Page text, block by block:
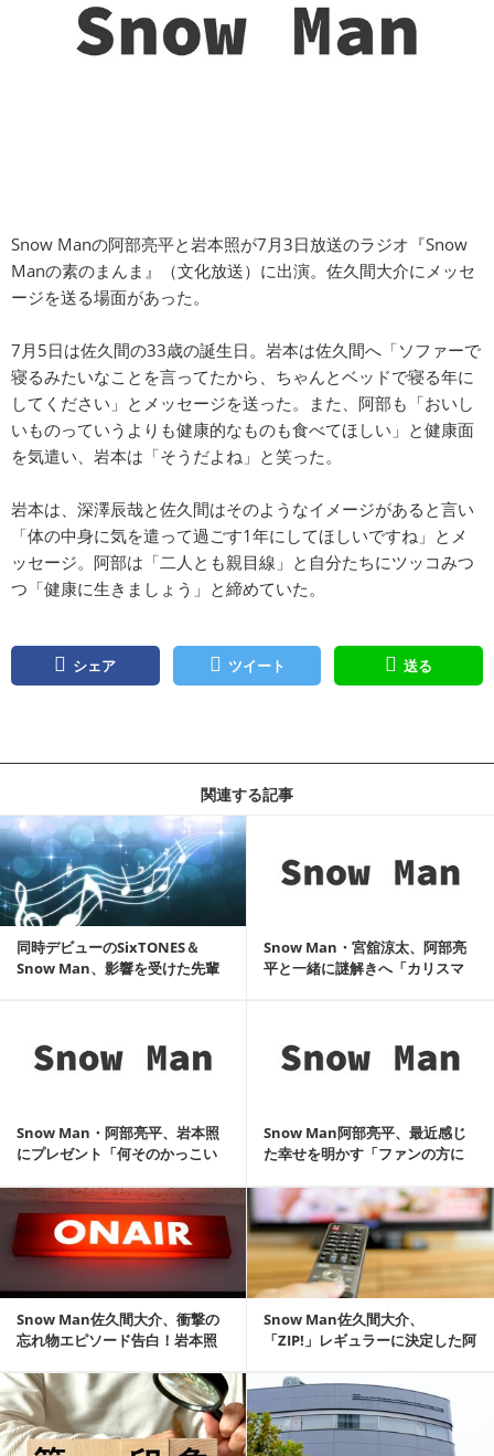
Snow Manの阿部亮平と岩本照が7月3日放送のラジオ『Snow
Manの素のまんま』（文化放送）に出演。佐久間大介にメッセ
ージを送る場面があった。
7月5日は佐久間の33歳の誕生日。岩本は佐久間へ「ソファーで
寝るみたいなことを言ってたから、ちゃんとベッドで寝る年に
してください」とメッセージを送った。また、阿部も「おいし
いものっていうよりも健康的なものも食べてほしい」と健康面
を気遣い、岩本は「そうだよね」と笑った。
岩本は、深澤辰哉と佐久間はそのようなイメージがあると言い
「体の中身に気を遣って過ごす1年にしてほしいですね」とメ
ッセージ。阿部は「二人とも親目線」と自分たちにツッコみつ
つ「健康に生きましょう」と締めていた。
シェア ツイート 送る
関連する記事
同時デビューのSixTONES＆
Snow Man、影響を受けた先輩
Snow Man・宮舘涼太、阿部亮
平と一緒に謎解きへ「カリスマ
記事を読む
Snow Man・阿部亮平、岩本照
にプレゼント「何そのかっこい
Snow Man阿部亮平、最近感じ
た幸せを明かす「ファンの方に
Snow Man佐久間大介、衝撃の
忘れ物エピソード告白！岩本照
Snow Man佐久間大介、
「ZIP!」レギュラーに決定した阿
記事を読む
記事を読む